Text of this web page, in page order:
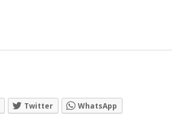
Twitter WhatsApp